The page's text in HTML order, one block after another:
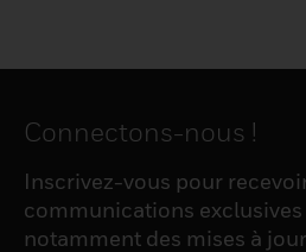
Connectons-nous !
Inscrivez-vous pour
communications exclusives
notamment des mises à